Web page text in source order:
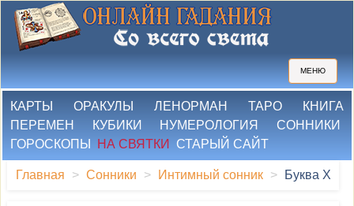
МЕНЮ
КАРТЫ ОРАКУЛЫ ЛЕНОРМАН ТАРО
КНИГА
ПЕРЕМЕН
КУБИКИ НУМЕРОЛОГИЯ
СОННИКИ
ГОРОСКОПЫ
НА СВЯТКИ СТАРЫЙ САЙТ
Главная Сонники Интимный сонник Буква Х